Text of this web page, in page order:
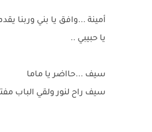
أمينة ...وافق يا بني وربنا
يا حبيبي ..
سيف ...حااضر يا ماما
سيف راح لنور ولقي الباب